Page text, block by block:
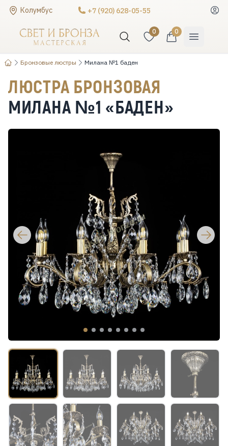
Колумбус +7 (920) 628-05-55
0 0
Бронзовые люстры Милана №1 баден
ЛЮСТРА БРОНЗОВАЯ
МИЛАНА №1 «БАДЕН»